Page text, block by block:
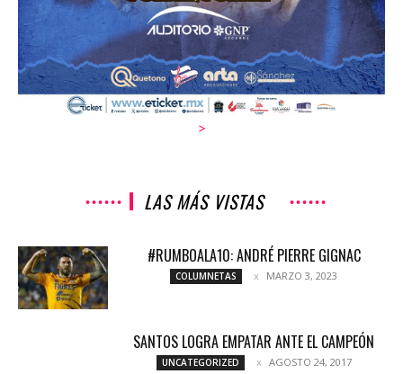
>
LAS MÁS VISTAS
#RUMBOALA10: ANDRÉ PIERRE GIGNAC
COLUMNETAS MARZO 3, 2023
SANTOS LOGRA EMPATAR ANTE EL CAMPEÓN
UNCATEGORIZED AGOSTO 24, 2017